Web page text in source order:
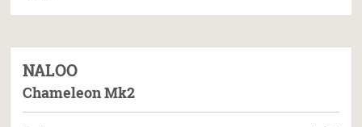
NALOO
Chameleon Mk2